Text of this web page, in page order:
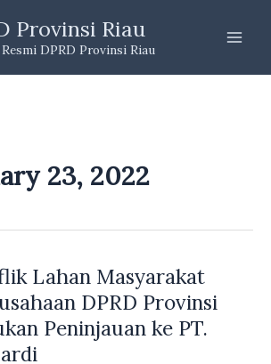
Provinsi Riau
DPRD Provinsi Riau
23, 2022
Lahan Masyarakat
DPRD Provinsi
Peninjauan ke PT.